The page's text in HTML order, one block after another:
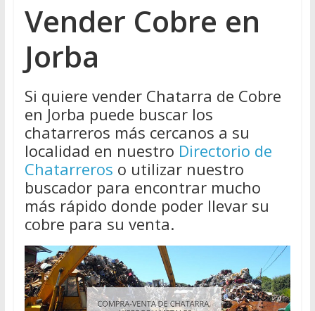
Vender Cobre en
Jorba
Si quiere vender Chatarra de Cobre
en Jorba puede buscar los
chatarreros más cercanos a su
localidad en nuestro Directorio de
Chatarreros o utilizar nuestro
buscador para encontrar mucho
más rápido donde poder llevar su
cobre para su venta.